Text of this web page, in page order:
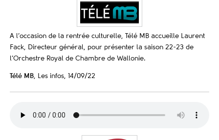
A l’occasion de la rentrée culturelle, Télé MB accueille Laurent
Fack, Directeur général, pour présenter la saison 22-23 de
l’Orchestre Royal de Chambre de Wallonie.
Télé MB, Les infos, 14/09/22